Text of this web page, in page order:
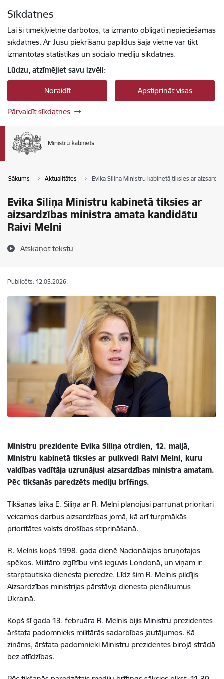
Sīkdatnes
Lai šī tīmekļvietne darbotos, tā izmanto obligāti nepieciešamās
sīkdatnes. Ar Jūsu piekrišanu papildus šajā vietnē var tikt
izmantotas statistikas un sociālo mediju sīkdatnes.
Lūdzu, atzīmējiet savu izvēli:
Noraidīt Apstiprināt visas
Pārvaldīt sīkdatnes
Sākums Aktualitātes Evika Siliņa Ministru kabinetā tiksies ar
Evika Siliņa Ministru kabinetā tiksies ar
aizsardzības ministra amata kandidātu
Raivi Melni
Atskaņot tekstu
Publicēts: 12.05.2026.
Ministru prezidente Evika Siliņa otrdien, 12. maijā,
Ministru kabinetā tiksies ar pulkvedi Raivi Melni, kuru
valdības vadītāja uzrunājusi aizsardzības ministra amatam.
Pēc tikšanās paredzēts mediju brīfings.
Tikšanās laikā E. Siliņa ar R. Melni plānojusi pārrunāt prioritāri
veicamos darbus aizsardzības jomā, kā arī turpmākās
prioritātes valsts drošības stiprināšanā.
R. Melnis kopš 1998. gada dienē Nacionālajos bruņotajos
spēkos. Militāro izglītību viņš ieguvis Londonā, un viņam ir
starptautiska dienesta pieredze. Līdz šim R. Melnis pildījis
Aizsardzības ministrijas pārstāvja dienesta pienākumus
Ukrainā.
Kopš šī gada 13. februāra R. Melnis bijis Ministru prezidentes
ārštata padomnieks militārās sadarbības jautājumos. Kā
zināms, ārštata padomnieki Ministru prezidentes birojā strādā
bez atlīdzības.